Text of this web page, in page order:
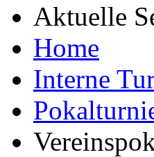
Aktuelle
Home
Interne